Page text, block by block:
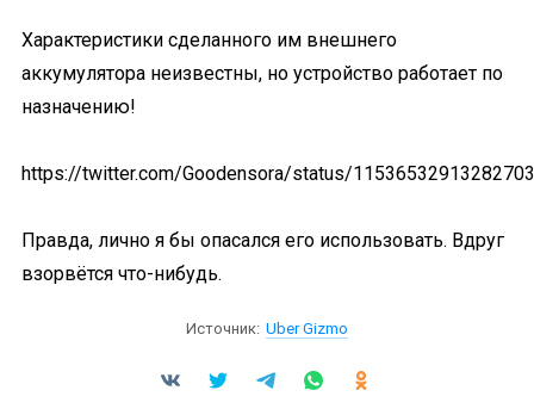
Характеристики сделанного им внешнего
аккумулятора неизвестны, но устройство работает по
назначению!
https://twitter.com/Goodensora/status/
Правда, лично я бы опасался его использовать. Вдруг
взорвётся что-нибудь.
Источник: Uber Gizmo